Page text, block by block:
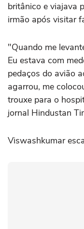
britânico e viajava
irmão após visitar
"Quando me
Eu estava com
pedaços do avião
agarrou, me
trouxe para o
jornal Hindustan
Viswashkumar